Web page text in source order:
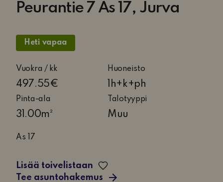
Peurantie 7 As 17, Jurva
Heti vapaa
Vuokra / kk
497.55€
Huoneisto
1h+k+ph
As
17
Pinta-ala
31.00m²
Talotyyppi
Muu
As 17
Lisää toivelistaan
Tee asuntohakemus